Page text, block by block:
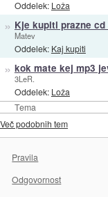
Tema
Oddelek: Loža
» Kje kupiti prazne
Matev
Oddelek: Kaj kupiti
» kok mate kej mp3
3LeR.
Oddelek: Loža
Več podobnih tem
Pravila
Odgovornost